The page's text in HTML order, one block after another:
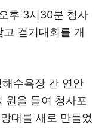
후 3시30분 청사
걷기대회를 개
수욕장 간 연안
원을 들여 청사포
대를 새로 만들었